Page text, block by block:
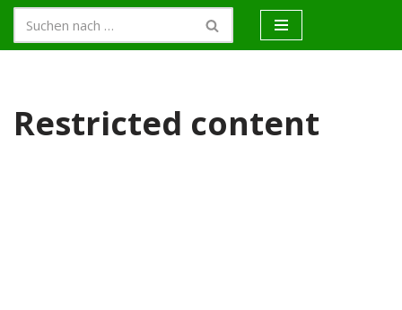
Zum
Restricted content